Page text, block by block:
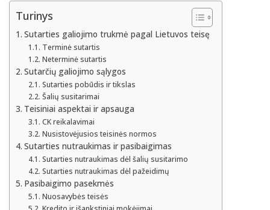
Turinys
Sutarties galiojimo trukmė pagal Lietuvos teisę
Terminė sutartis
Neterminė sutartis
Sutarčių galiojimo sąlygos
Sutarties pobūdis ir tikslas
Šalių susitarimai
Teisiniai aspektai ir apsauga
CK reikalavimai
Nusistovėjusios teisinės normos
Sutarties nutraukimas ir pasibaigimas
Sutarties nutraukimas dėl šalių susitarimo
Sutarties nutraukimas dėl pažeidimų
Pasibaigimo pasekmės
Nuosavybės teisės